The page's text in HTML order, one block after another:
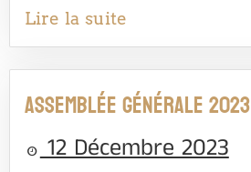
Lire la suite
Assemblée Générale 2023
12 Décembre 2023